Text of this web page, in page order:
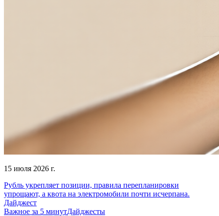
15 июля 2026 г.
Рубль укрепляет позиции, правила перепланировки
упрощают, а квота на электромобили почти исчерпана.
Дайджест
Важное за 5 минутДайджесты